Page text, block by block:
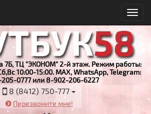
7Б, ТЦ "ЭКОНОМ" 2-й этаж. Режим работы:
10:00-15:00. MAX, WhatsApp, Telegram:
0777 или 8-902-206-6227
8 (8412) 750-777
Перезвоните мне!